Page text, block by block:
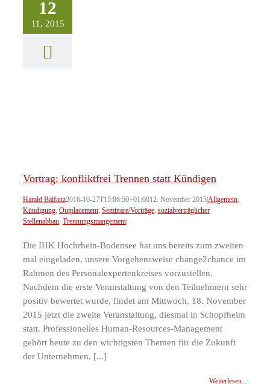
12
11, 2015
Vortrag: konfliktfrei Trennen statt Kündigen
Harald Balfanz2016-10-27T15:06:50+01:0012. November 2015Allgemein,
Kündigung, Outplacement, Seminare/Vorträge, sozialverträglicher
Stellenabbau, Trennungsmangement|
Die IHK Hochrhein-Bodensee hat uns bereits zum zweiten
mal eingeladen, unsere Vorgehensweise change2chance im
Rahmen des Personalexpertenkreises vorzustellen.
Nachdem die erste Veranstaltung von den Teilnehmern sehr
positiv bewertet wurde, findet am Mittwoch, 18. November
2015 jetzt die zweite Veranstaltung, diesmal in Schopfheim
statt. Professionelles Human-Resources-Management
gehört heute zu den wichtigsten Themen für die Zukunft
der Unternehmen. [...]
Weiterlesen...